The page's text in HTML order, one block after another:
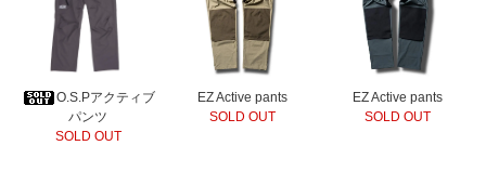
O.S.Pアクティブ
パンツ
SOLD OUT
EZ Active pants
SOLD OUT
EZ Active pants
SOLD OUT